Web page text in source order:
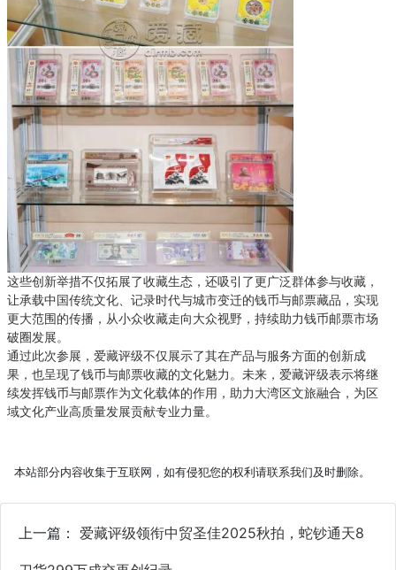
这些创新举措不仅拓展了收藏生态，还吸引了更广泛群体参与收藏，
让承载中国传统文化、记录时代与城市变迁的钱币与邮票藏品，实现
更大范围的传播，从小众收藏走向大众视野，持续助力钱币邮票市场
破圈发展。
通过此次参展，爱藏评级不仅展示了其在产品与服务方面的创新成
果，也呈现了钱币与邮票收藏的文化魅力。未来，爱藏评级表示将继
续发挥钱币与邮票作为文化载体的作用，助力大湾区文旅融合，为区
域文化产业高质量发展贡献专业力量。
本站部分内容收集于互联网，如有侵犯您的权利请联系我们及时删除。
上一篇： 爱藏评级领衔中贸圣佳2025秋拍，蛇钞通天8